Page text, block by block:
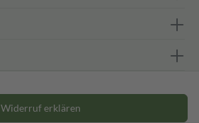
Widerruf erklären